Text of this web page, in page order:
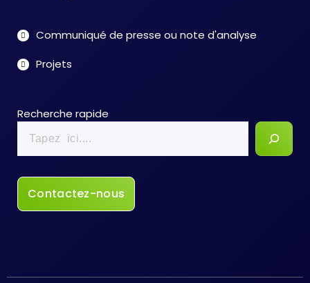
Communiqué de presse ou note d'analyse
Projets
Recherche rapide
Contactez-nous